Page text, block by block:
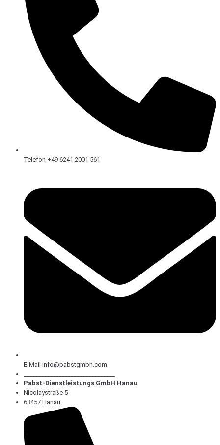
Telefon +49 6241 2001 561
E-Mail info@pabstgmbh.com
Pabst-Dienstleistungs GmbH Hanau
Nicolaystraße 5
63457 Hanau